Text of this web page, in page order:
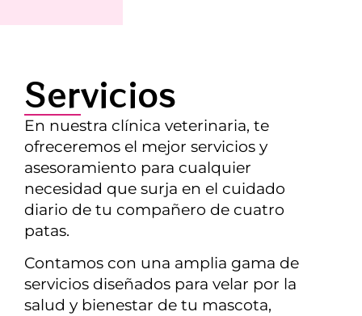
Servicios
En nuestra clínica veterinaria, te
ofreceremos el mejor servicios y
asesoramiento para cualquier
necesidad que surja en el cuidado
diario de tu compañero de cuatro
patas.
Contamos con una amplia gama de
servicios diseñados para velar por la
salud y bienestar de tu mascota,